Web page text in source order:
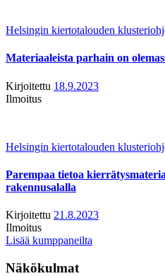
Helsingin kiertotalouden
Materiaaleista parhain on
Kirjoitettu 18.9.2023
Ilmoitus
Helsingin kiertotalouden
Parempaa tietoa
rakennusalalla
Kirjoitettu 21.8.2023
Ilmoitus
Lisää kumppaneilta
Näkökulmat